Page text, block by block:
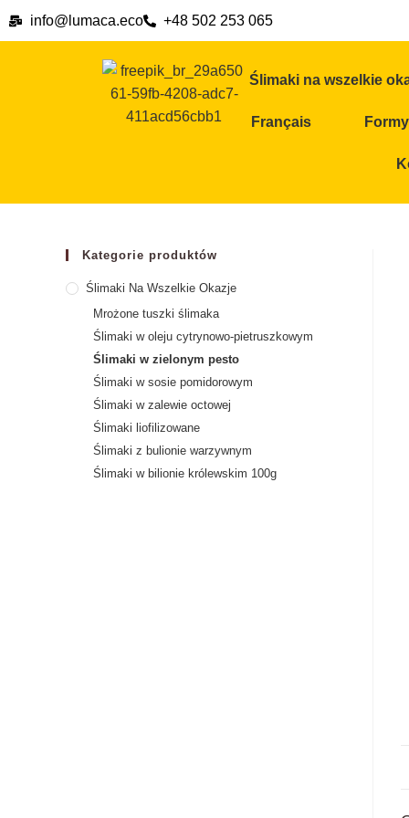
info@lumaca.eco +48 502 253 065
Ślimaki na wszelkie
Français
Kategorie produktów
Ślimaki Na Wszelkie Okazje
Mrożone tuszki ślimaka
Ślimaki w oleju cytrynowo-pietruszkowym
Ślimaki w zielonym pesto
Ślimaki w sosie pomidorowym
Ślimaki w zalewie octowej
Ślimaki liofilizowane
Ślimaki z bulionie warzywnym
Ślimaki w bilionie królewskim 100g